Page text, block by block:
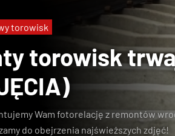
torowisk
Wam fotorelację z remontów
do obejrzenia najświeższych zdjęć!
torowisk